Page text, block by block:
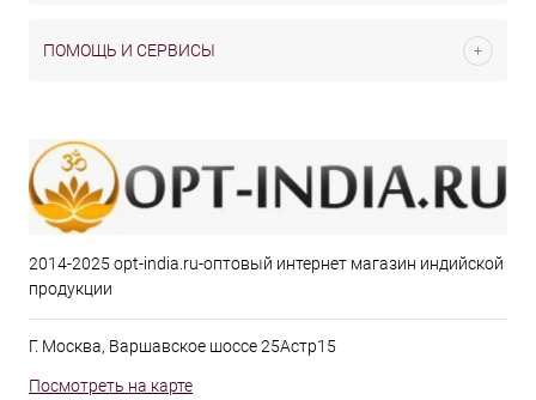
ПОМОЩЬ И СЕРВИСЫ
2014-2025 opt-india.ru-оптовый интернет магазин индийской
продукции
Г. Москва, Варшавское шоссе 25Астр15
Посмотреть на карте